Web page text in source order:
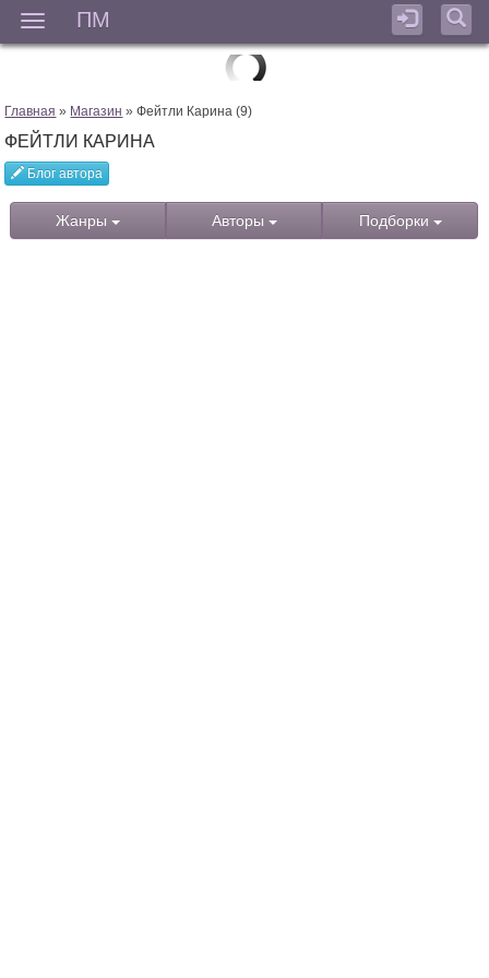
ПМ
Главная » Магазин » Фейтли Карина (9)
ФЕЙТЛИ КАРИНА
Блог автора
Жанры Авторы Подборки